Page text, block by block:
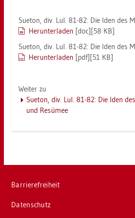
Sue­ton, div. Lul. 81-82: Die Iden des
Her­un­ter­la­den [doc][58 KB]
Sue­ton, div. Lul. 81-82: Die Iden des
Her­un­ter­la­den [pdf][51 KB]
Wei­ter zu
Sue­ton, div. Lul. 81-82: Die Iden
und Re­sü­mee
Bar­rie­re­frei­heit
Da­ten­schutz